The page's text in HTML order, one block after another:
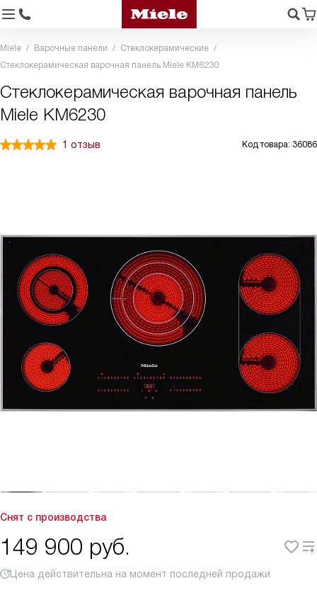
Miele Варочные панели
Стеклокерамические
Стеклокерамическая варочная панель Miele KM6230
Стеклокерамическая варочная панель
Miele KM6230
1 отзыв Код товара: 36086
Снят с производства
149 900 руб.
Цена действительна на момент последней продажи